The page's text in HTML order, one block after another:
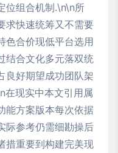
位组合机制.\n\n所
求快速统筹又不需要
色合价现低平台选用
结合文化多元落双统
良好期望成功团队架
在现实中本文引用属
能方案版本每次依据
际参考仍需细勘操后
措重要到构建完美现